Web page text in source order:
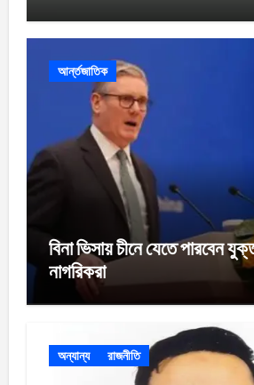
আর্ন্তজাতিক
বিনা ভিসায় চীনে যেতে পারবেন
নাগরিকরা
অন্যান্য রাজনীতি